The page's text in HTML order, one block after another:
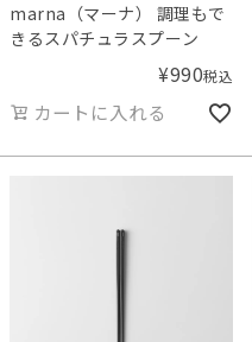
marna（マーナ） 調理もで
きるスパチュラスプーン
¥990税込
カートに入れる